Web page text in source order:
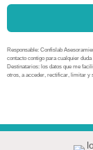
Responsable: Confislab
contacto contigo para cualquier
Destinatarios: los datos que me
otros, a acceder, rectificar, limitar y